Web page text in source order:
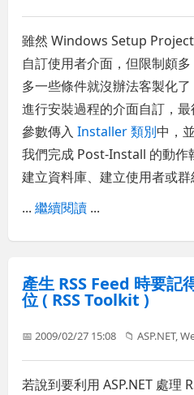
雖然 Windows Setup
自訂使用者介面，但限制頗
多一些條件就沒辦法客製化
進行安裝過程的介面自訂，
參數傳入Installer 類別中，
我們完成 Post-Install 的動作
建立資料庫、建立使用者或群
...繼續閱讀 ...
產生 RSS Feed 時要
位 ( RSS Toolkit )
📅 2009/02/27 15:08 📁ASP.NET,
若說到要利用 ASP.NET 處理